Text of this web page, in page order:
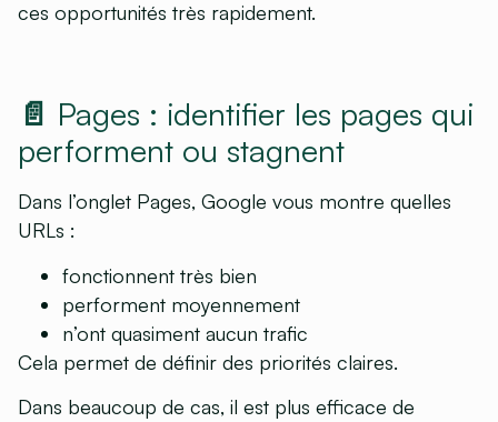
ces opportunités très rapidement.
📄 Pages : identifier les pages qui
performent ou stagnent
Dans l’onglet Pages, Google vous montre quelles
URLs :
fonctionnent très bien
performent moyennement
n’ont quasiment aucun trafic
Cela permet de définir des priorités claires.
Dans beaucoup de cas, il est plus efficace de